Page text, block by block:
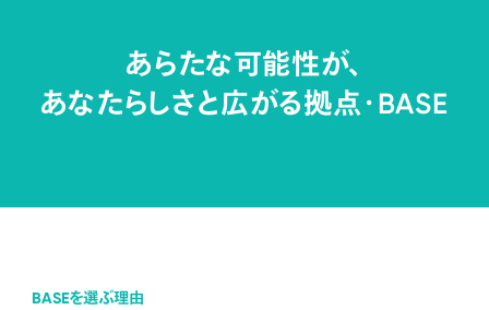
あらたな可能性が、
あなたらしさと広がる拠点・BASE
BASEを選ぶ理由